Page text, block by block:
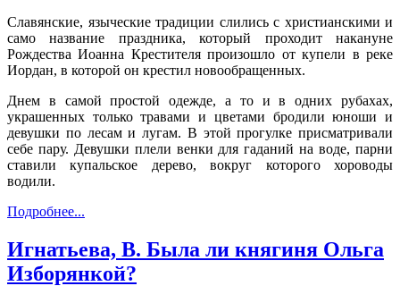
Славянские, языческие традиции слились с христианскими и
само название праздника, который проходит накануне
Рождества Иоанна Крестителя произошло от купели в реке
Иордан, в которой он крестил новообращенных.
Днем в самой простой одежде, а то и в одних рубахах,
украшенных только травами и цветами бродили юноши и
девушки по лесам и лугам. В этой прогулке присматривали
себе пару. Девушки плели венки для гаданий на воде, парни
ставили купальское дерево, вокруг которого хороводы
водили.
Подробнее...
Игнатьева, В. Была ли княгиня Ольга
Изборянкой?